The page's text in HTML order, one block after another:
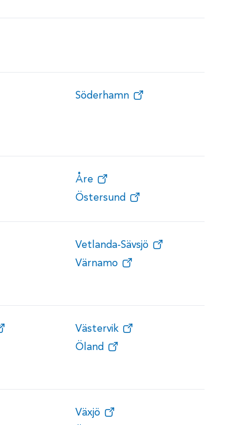
Söderhamn
Åre
Östersund
Vetlanda-Sävsjö
Värnamo
Västervik
Öland
Växjö